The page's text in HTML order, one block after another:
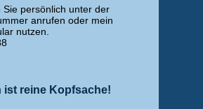
Sie persönlich unter der
anrufen oder mein
nutzen.
ist reine Kopfsache!